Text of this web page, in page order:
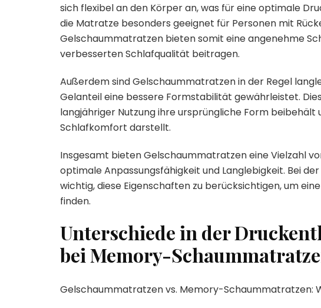
sich flexibel an den Körper an, was für eine optimale
die Matratze besonders geeignet für Personen mit
Gelschaummatratzen bieten somit eine angenehme
verbesserten Schlafqualität beitragen.
Außerdem sind Gelschaummatratzen in der Regel
Gelanteil eine bessere Formstabilität gewährleistet.
langjähriger Nutzung ihre ursprüngliche Form
Schlafkomfort darstellt.
Insgesamt bieten Gelschaummatratzen eine Vielzahl
optimale Anpassungsfähigkeit und Langlebigkeit. Bei
wichtig, diese Eigenschaften zu berücksichtigen, um
finden.
Unterschiede in der
bei Memory-
Gelschaummatratzen vs. Memory-Schaummatratzen: